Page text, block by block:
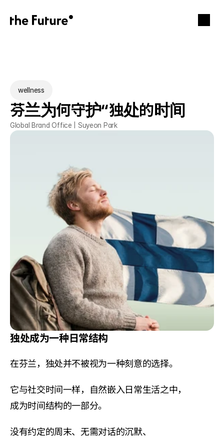
wellness
芬兰为何守护“独处的时间
Global Brand Office | Suyeon Park
独处成为一种日常结构
在芬兰，独处并不被视为一种刻意的选择。
它与社交时间一样，自然嵌入日常生活之中，
成为时间结构的一部分。
没有约定的周末、无需对话的沉默、